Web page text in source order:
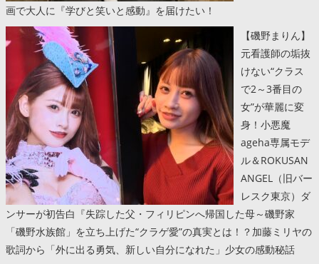
画で大人に『学びと笑いと感動』を届けたい！
【磯野まりん】
元看護師の垢抜
けない“クラス
で2～3番目の
女”が華麗に変
身！小悪魔
ageha専属モデ
ル＆ROKUSAN
ANGEL（旧バー
レスク東京）ダ
ンサーが初告白『失踪した父・フィリピンへ帰国した母～磯野家
「磯野水族館」を立ち上げた“クラゲ愛”の真実とは！？加藤ミリヤの
歌詞から「外に出る勇気、新しい自分になれた」少女の感動秘話